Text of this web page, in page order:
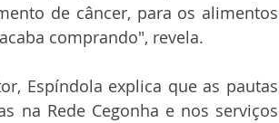
de câncer, para os alimentos
comprando", revela.
Espíndola explica que as pautas
na Rede Cegonha e nos serviços